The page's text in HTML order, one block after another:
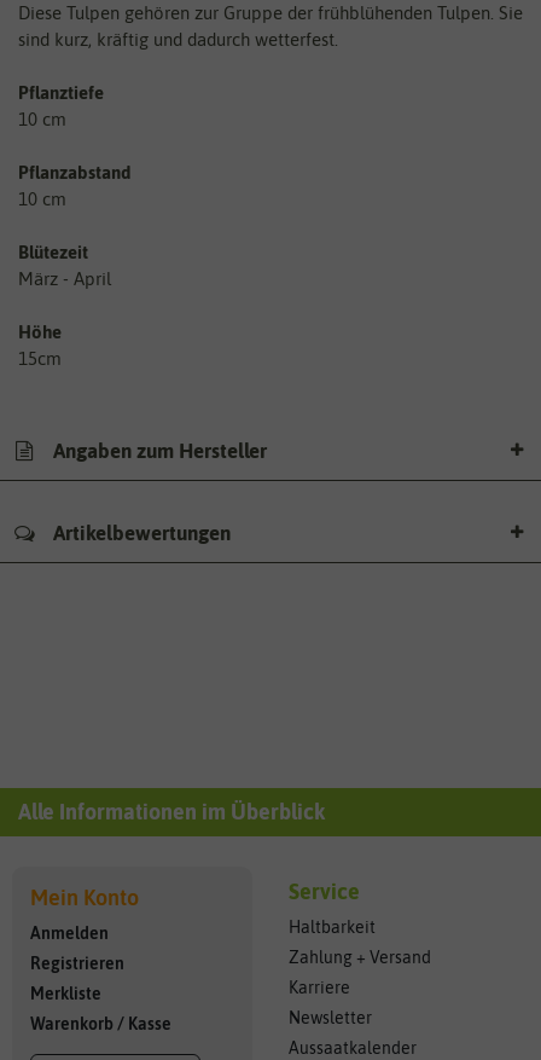
Diese Tulpen gehören zur Gruppe der frühblühenden Tulpen. Sie
sind kurz, kräftig und dadurch wetterfest.
Pflanztiefe
10 cm
Pflanzabstand
10 cm
Blütezeit
März - April
Höhe
15cm
Angaben zum Hersteller
Artikelbewertungen
Alle Informationen im Überblick
Mein Konto
Anmelden
Registrieren
Merkliste
Warenkorb / Kasse
Service
Haltbarkeit
Zahlung + Versand
Karriere
Newsletter
Aussaatkalender